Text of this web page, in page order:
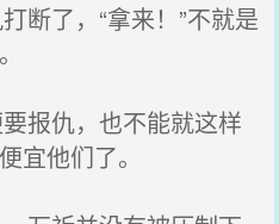
断了，“拿来！”不就是
报仇，也不能就这样
宜他们了。